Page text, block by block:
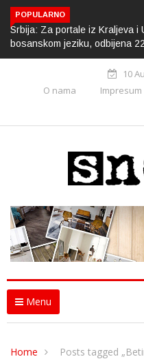
POPULARNO
Srbija: Za portale iz Kraljeva i
bosanskom jeziku, odbijena
10
O nama
Impresum
Menu
Home Posts tagged